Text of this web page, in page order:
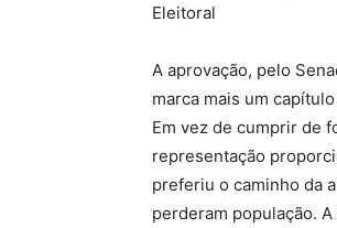
Eleitoral
A aprovação, pelo
marca mais um
Em vez de cumprir de
representação
preferiu o caminho da
perderam população.